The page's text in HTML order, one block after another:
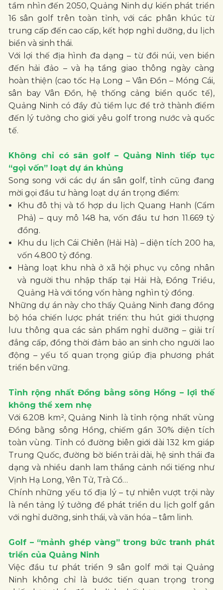
tầm nhìn đến 2050, Quảng Ninh dự kiến phát triển
16 sân golf trên toàn tỉnh, với các phân khúc từ
trung cấp đến cao cấp, kết hợp nghỉ dưỡng, du lịch
biển và sinh thái.
Với lợi thế địa hình đa dạng – từ đồi núi, ven biển
đến hải đảo – và hạ tầng giao thông ngày càng
hoàn thiện (cao tốc Hạ Long – Vân Đồn – Móng Cái,
sân bay Vân Đồn, hệ thống cảng biển quốc tế),
Quảng Ninh có đầy đủ tiềm lực để trở thành điểm
đến lý tưởng cho giới yêu golf trong nước và quốc
tế.
Không chỉ có sân golf – Quảng Ninh tiếp tục
“gọi vốn” loạt dự án khủng
Song song với các dự án sân golf, tỉnh cũng đang
mời gọi đầu tư hàng loạt dự án trọng điểm:
Khu đô thị và tổ hợp du lịch Quang Hanh (Cẩm
Phả) – quy mô 148 ha, vốn đầu tư hơn 11.669 tỷ
đồng.
Khu du lịch Cái Chiên (Hải Hà) – diện tích 200 ha,
vốn 4.800 tỷ đồng.
Hàng loạt khu nhà ở xã hội phục vụ công nhân
và người thu nhập thấp tại Hải Hà, Đồng Triều,
Quảng Hà với tổng vốn hàng nghìn tỷ đồng.
Những dự án này cho thấy Quảng Ninh đang đồng
bộ hóa chiến lược phát triển: thu hút giới thượng
lưu thông qua các sản phẩm nghỉ dưỡng – giải trí
đẳng cấp, đồng thời đảm bảo an sinh cho người lao
động – yếu tố quan trọng giúp địa phương phát
triển bền vững.
Tỉnh rộng nhất Đồng bằng sông Hồng – lợi thế
không thể xem nhẹ
Với 6.208 km², Quảng Ninh là tỉnh rộng nhất vùng
Đồng bằng sông Hồng, chiếm gần 30% diện tích
toàn vùng. Tỉnh có đường biên giới dài 132 km giáp
Trung Quốc, đường bờ biển trải dài, hệ sinh thái đa
dạng và nhiều danh lam thắng cảnh nổi tiếng như
Vịnh Hạ Long, Yên Tử, Trà Cổ…
Chính những yếu tố địa lý – tự nhiên vượt trội này
là nền tảng lý tưởng để phát triển du lịch golf gắn
với nghỉ dưỡng, sinh thái, và văn hóa – tâm linh.
Golf – “mảnh ghép vàng” trong bức tranh phát
triển của Quảng Ninh
Việc đầu tư phát triển 9 sân golf mới tại Quảng
Ninh không chỉ là bước tiến quan trọng trong